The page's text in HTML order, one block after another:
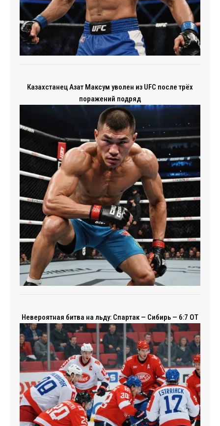
Казахстанец Азат Максум уволен из UFC после трёх
поражений подряд
Невероятная битва на льду: Спартак — Сибирь — 6:7 ОТ